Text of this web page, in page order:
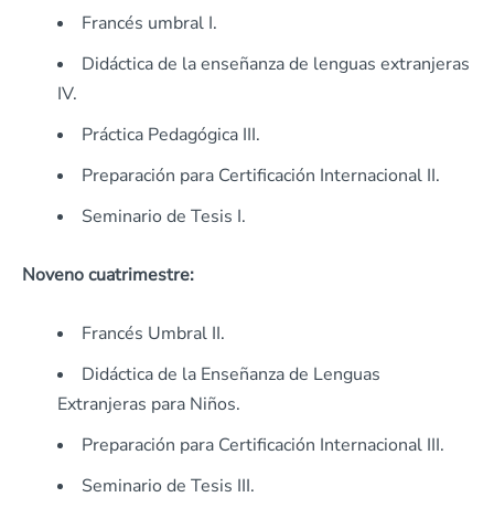
Francés umbral I.
Didáctica de la enseñanza de lenguas extranjeras
IV.
Práctica Pedagógica III.
Preparación para Certificación Internacional II.
Seminario de Tesis I.
Noveno cuatrimestre:
Francés Umbral II.
Didáctica de la Enseñanza de Lenguas
Extranjeras para Niños.
Preparación para Certificación Internacional III.
Seminario de Tesis III.